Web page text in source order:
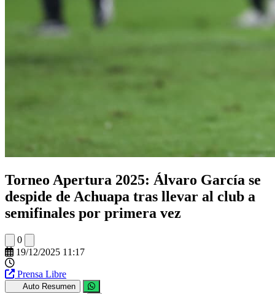
Torneo Apertura 2025: Álvaro García se
despide de Achuapa tras llevar al club a
semifinales por primera vez
0
19/12/2025 11:17
Prensa Libre
Auto Resumen